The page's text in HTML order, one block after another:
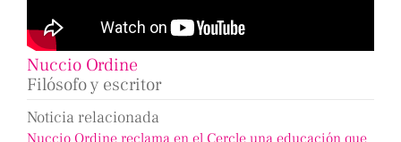
Nuccio Ordine
Filósofo y escritor
Noticia relacionada
Nuccio Ordine reclama en el Cercle una educación que